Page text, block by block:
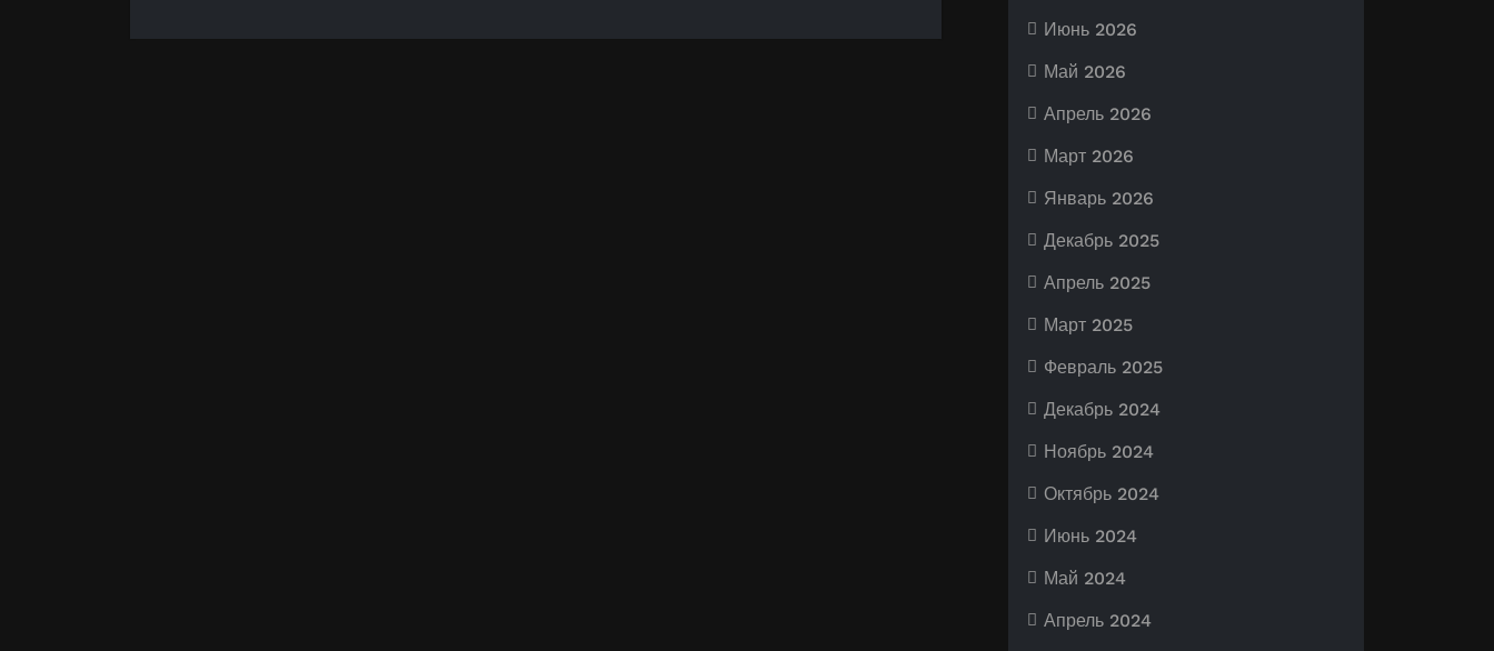
Июнь 2026
Май 2026
Апрель 2026
Март 2026
Январь 2026
Декабрь 2025
Апрель 2025
Март 2025
Февраль 2025
Декабрь 2024
Ноябрь 2024
Октябрь 2024
Июнь 2024
Май 2024
Апрель 2024